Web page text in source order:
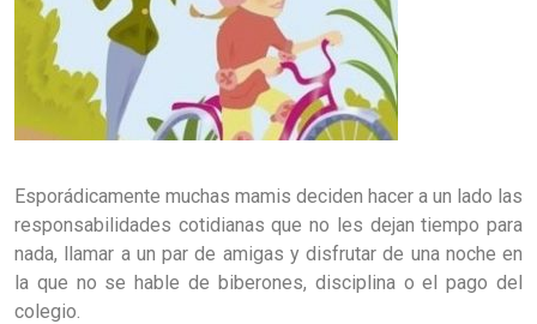
Esporádicamente muchas mamis deciden hacer a un lado las
responsabilidades cotidianas que no les dejan tiempo para
nada, llamar a un par de amigas y disfrutar de una noche en
la que no se hable de biberones, disciplina o el pago del
colegio.